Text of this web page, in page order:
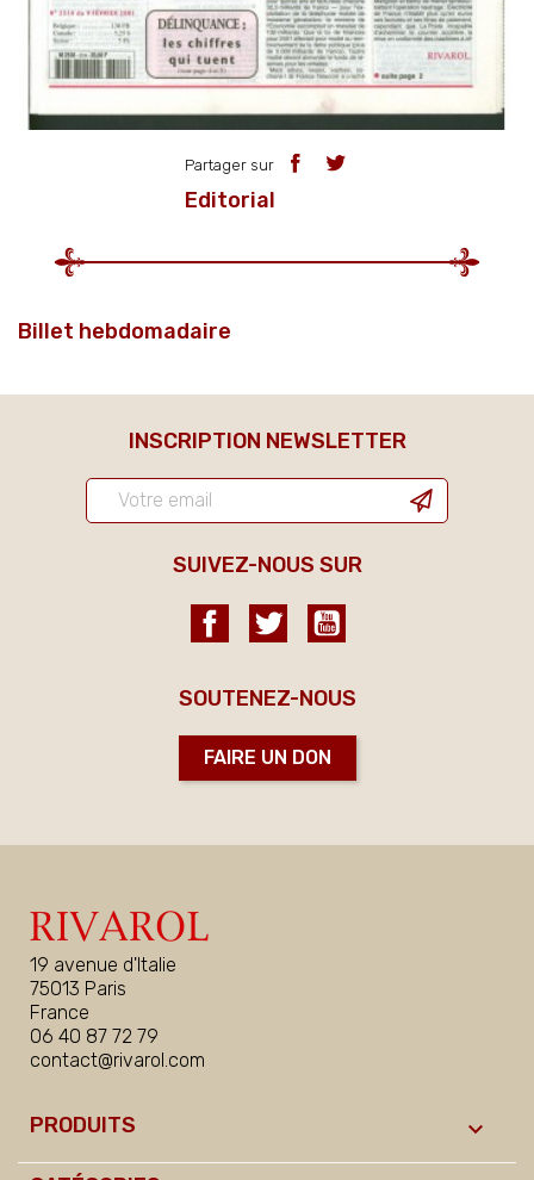
Partager sur
Editorial
Billet hebdomadaire
INSCRIPTION NEWSLETTER
SUIVEZ-NOUS SUR
FacebookTwitter
SOUTENEZ-NOUS
FAIRE UN DON
19 avenue d'Italie
75013 Paris
France
06 40 87 72 79
contact@rivarol.com
PRODUITS 